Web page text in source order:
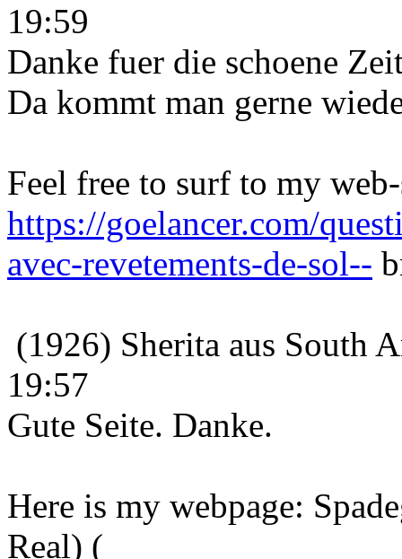
19:59
Danke fuer die schoene
Da kommt man gerne
Feel free to surf to my
https://goelancer.com/
avec-revetements-de-sol--
(1926) Sherita aus South
19:57
Gute Seite. Danke.
Here is my webpage:
Real) (